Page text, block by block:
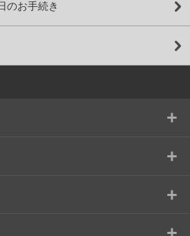
のお手続き
+
+
+